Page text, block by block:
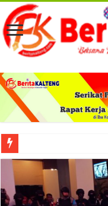
Viral! Selama Dua Bulan